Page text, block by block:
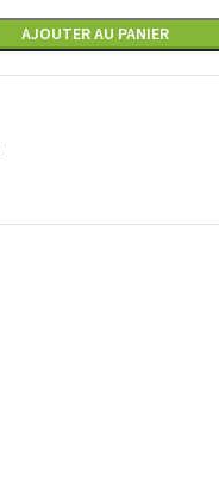
AJOUTER AU PANIER